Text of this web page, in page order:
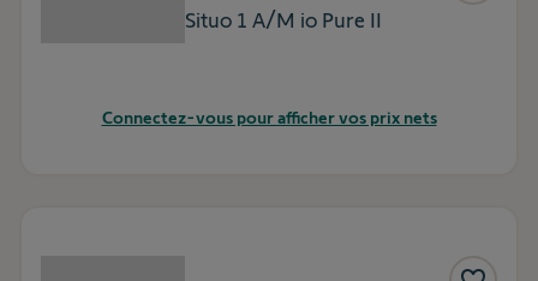
Situo 1 A/M io Pure II
Connectez-vous pour afficher vos prix nets